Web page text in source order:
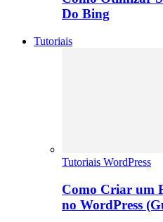
Do Bing
Tutoriais
Tutoriais WordPress
Como Criar um
no WordPress